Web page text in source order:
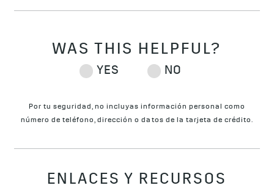
Por tu seguridad, no incluyas información personal como
número de teléfono, dirección o datos de la tarjeta de crédito.
ENLACES Y RECURSOS